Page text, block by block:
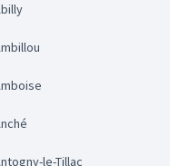
Abilly
Ambillou
Amboise
Anché
Antogny-le-Tillac